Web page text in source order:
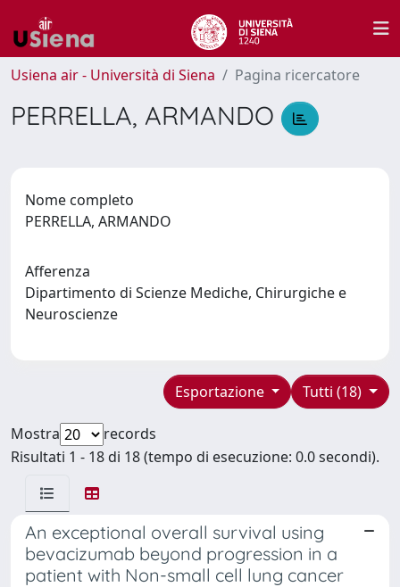
Usiena air - Università di Siena Pagina ricercatore
PERRELLA, ARMANDO
Nome completo
PERRELLA, ARMANDO
Afferenza
Dipartimento di Scienze Mediche, Chirurgiche e
Neuroscienze
Tutti (18)
Esportazione
Mostra
records
Risultati 1 - 18 di 18 (tempo di esecuzione: 0.0 secondi).
An exceptional overall survival using
bevacizumab beyond progression in a
patient with Non-small cell lung cancer